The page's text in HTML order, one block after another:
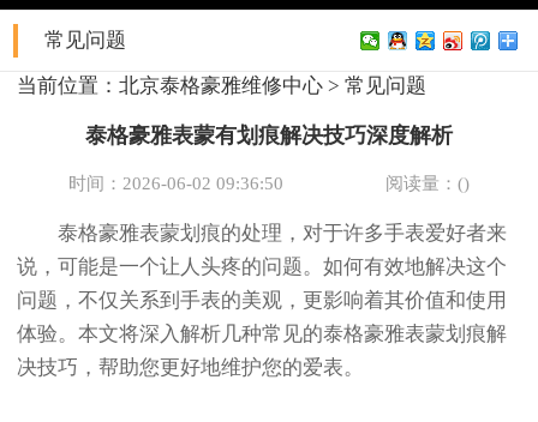
北京市东城区东长安街1号东方广场写字楼W3座6层602室（需提前预约）
北京市朝阳区建国门外大街甲6号华熙国际中心写字楼D座11层1102室（需提前预约）
节假日正常营业！
常见问题
当前位置： 北京泰格豪雅维修中心 > 常见问题
泰格豪雅表蒙有划痕解决技巧深度解析
时间：2026-06-02 09:36:50 阅读量：()
泰格豪雅表蒙划痕的处理，对于许多手表爱好者来
说，可能是一个让人头疼的问题。如何有效地解决这个
问题，不仅关系到手表的美观，更影响着其价值和使用
体验。本文将深入解析几种常见的泰格豪雅表蒙划痕解
决技巧，帮助您更好地维护您的爱表。